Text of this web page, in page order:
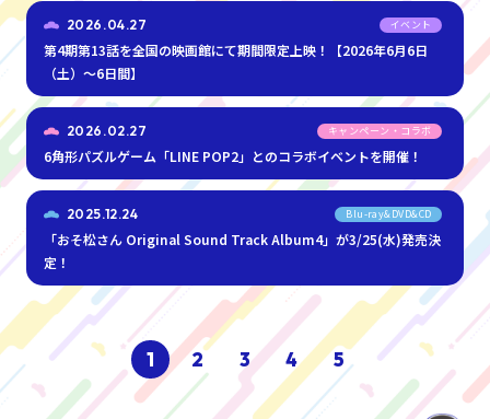
2026.04.27
第4期第13話を全国の映画館にて期間限定上映！【2026年6月6日
（土）～6日間】
イベント
2026.02.27
6角形パズルゲーム「LINE POP2」とのコラボイベントを開催！
キャンペーン・コラボ
2025.12.24
「おそ松さん Original Sound Track Album4」が3/25(水)発売決
定！
Blu-ray&DVD&CD
1 2 3 4 5